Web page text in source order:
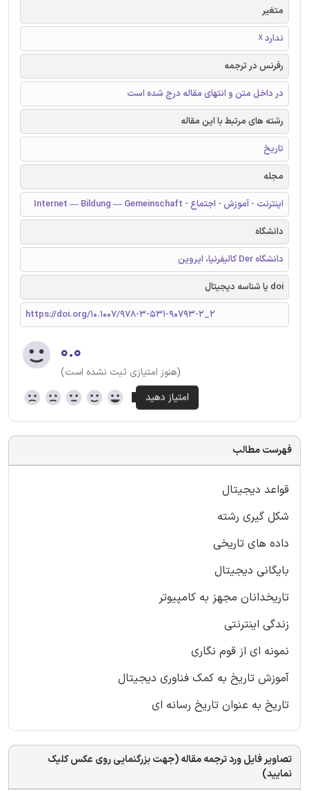
متغیر
ندارد ☓
رفرنس در ترجمه
در داخل متن و انتهای مقاله درج شده است
رشته های مرتبط با این مقاله
تاریخ
مجله
اینترنت - آموزش - اجتماع - Internet — Bildung — Gemeinschaft
دانشگاه
دانشگاه Der کالیفرنیا، ایروین
doi یا شناسه دیجیتال
https://doi.org/10.1007/978-3-531-90793-2_2
۰.۰
(هنوز امتیازی ثبت نشده است)
فهرست مطالب
قواعد دیجیتال
شکل گیری رشته
داده های تاریخی
بایگانی دیجیتال
تاریخدانان مجهز به کامپیوتر
زندگی اینترنتی
نمونه ای از قوم نگاری
آموزش تاریخ به کمک فناوری دیجیتال
تاریخ به عنوان تاریخ رسانه ای
تصاویر فایل ورد ترجمه مقاله (جهت بزرگنمایی روی عکس کلیک
نمایید)